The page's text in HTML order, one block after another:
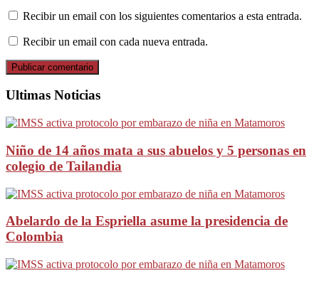
Recibir un email con los siguientes comentarios a esta entrada.
Recibir un email con cada nueva entrada.
Ultimas Noticias
Niño de 14 años mata a sus abuelos y 5 personas en
colegio de Tailandia
Abelardo de la Espriella asume la presidencia de
Colombia